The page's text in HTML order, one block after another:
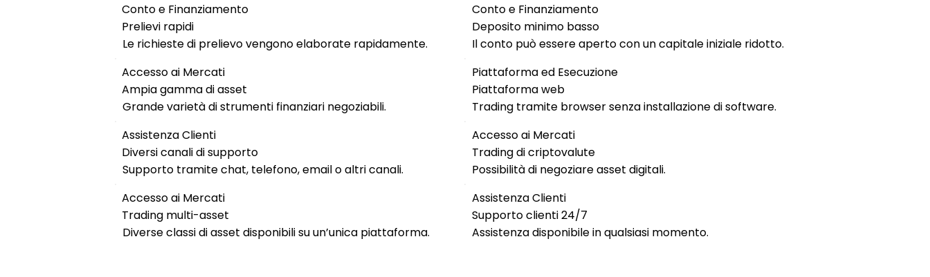
Conto e Finanziamento
Prelievi rapidi
Le richieste di prelievo vengono elaborate rapidamente.
Conto e Finanziamento
Deposito minimo basso
Il conto può essere aperto con un capitale iniziale ridotto.
Accesso ai Mercati
Ampia gamma di asset
Grande varietà di strumenti finanziari negoziabili.
Piattaforma ed Esecuzione
Piattaforma web
Trading tramite browser senza installazione di software.
Assistenza Clienti
Diversi canali di supporto
Supporto tramite chat, telefono, email o altri canali.
Accesso ai Mercati
Trading di criptovalute
Possibilità di negoziare asset digitali.
Accesso ai Mercati
Trading multi-asset
Diverse classi di asset disponibili su un’unica piattaforma.
Assistenza Clienti
Supporto clienti 24/7
Assistenza disponibile in qualsiasi momento.